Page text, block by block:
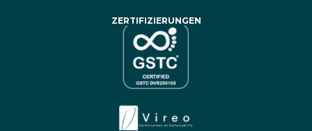
ZERTIFIZIERUNGEN